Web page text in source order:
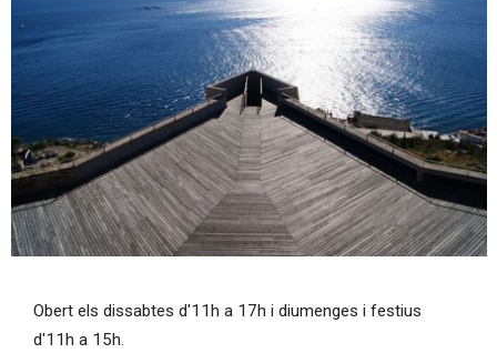
Obert els dissabtes d'11h a 17h i diumenges i festius
d'11h a 15h.